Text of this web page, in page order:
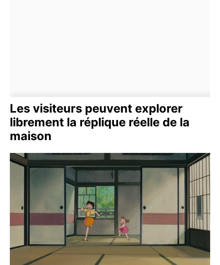
Les visiteurs peuvent explorer
librement la réplique réelle de la
maison